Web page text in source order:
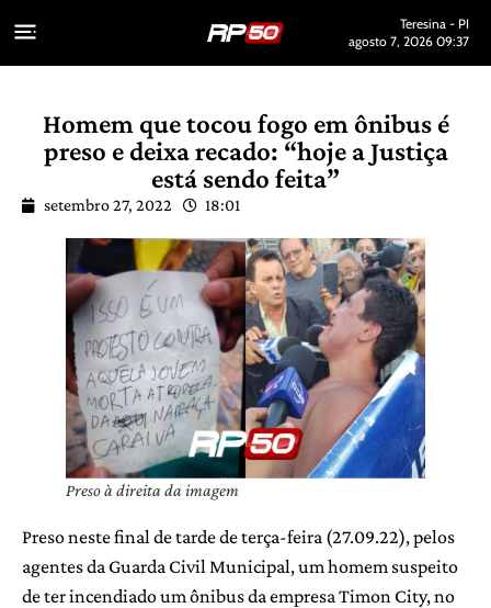
Teresina - PI
agosto 7, 2026 09:37
Homem que tocou fogo em ônibus é
preso e deixa recado: “hoje a Justiça
está sendo feita”
setembro 27, 2022 18:01
Preso à direita da imagem
Preso neste final de tarde de terça-feira (27.09.22), pelos
agentes da Guarda Civil Municipal, um homem suspeito
de ter incendiado um ônibus da empresa Timon City, no